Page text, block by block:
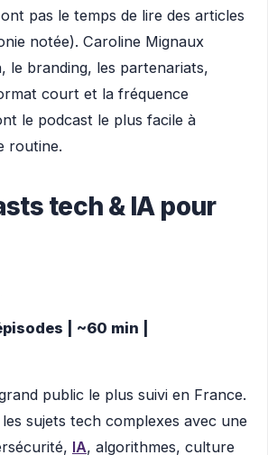
pas le temps de lire des articles
notée). Caroline Mignaux
le branding, les partenariats,
court et la fréquence
le podcast le plus facile à
routine.
tech & IA pour
| ~60 min |
public le plus suivi en France.
sujets tech complexes avec une
IA, algorithmes, culture